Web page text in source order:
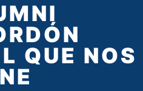
QUE NOS